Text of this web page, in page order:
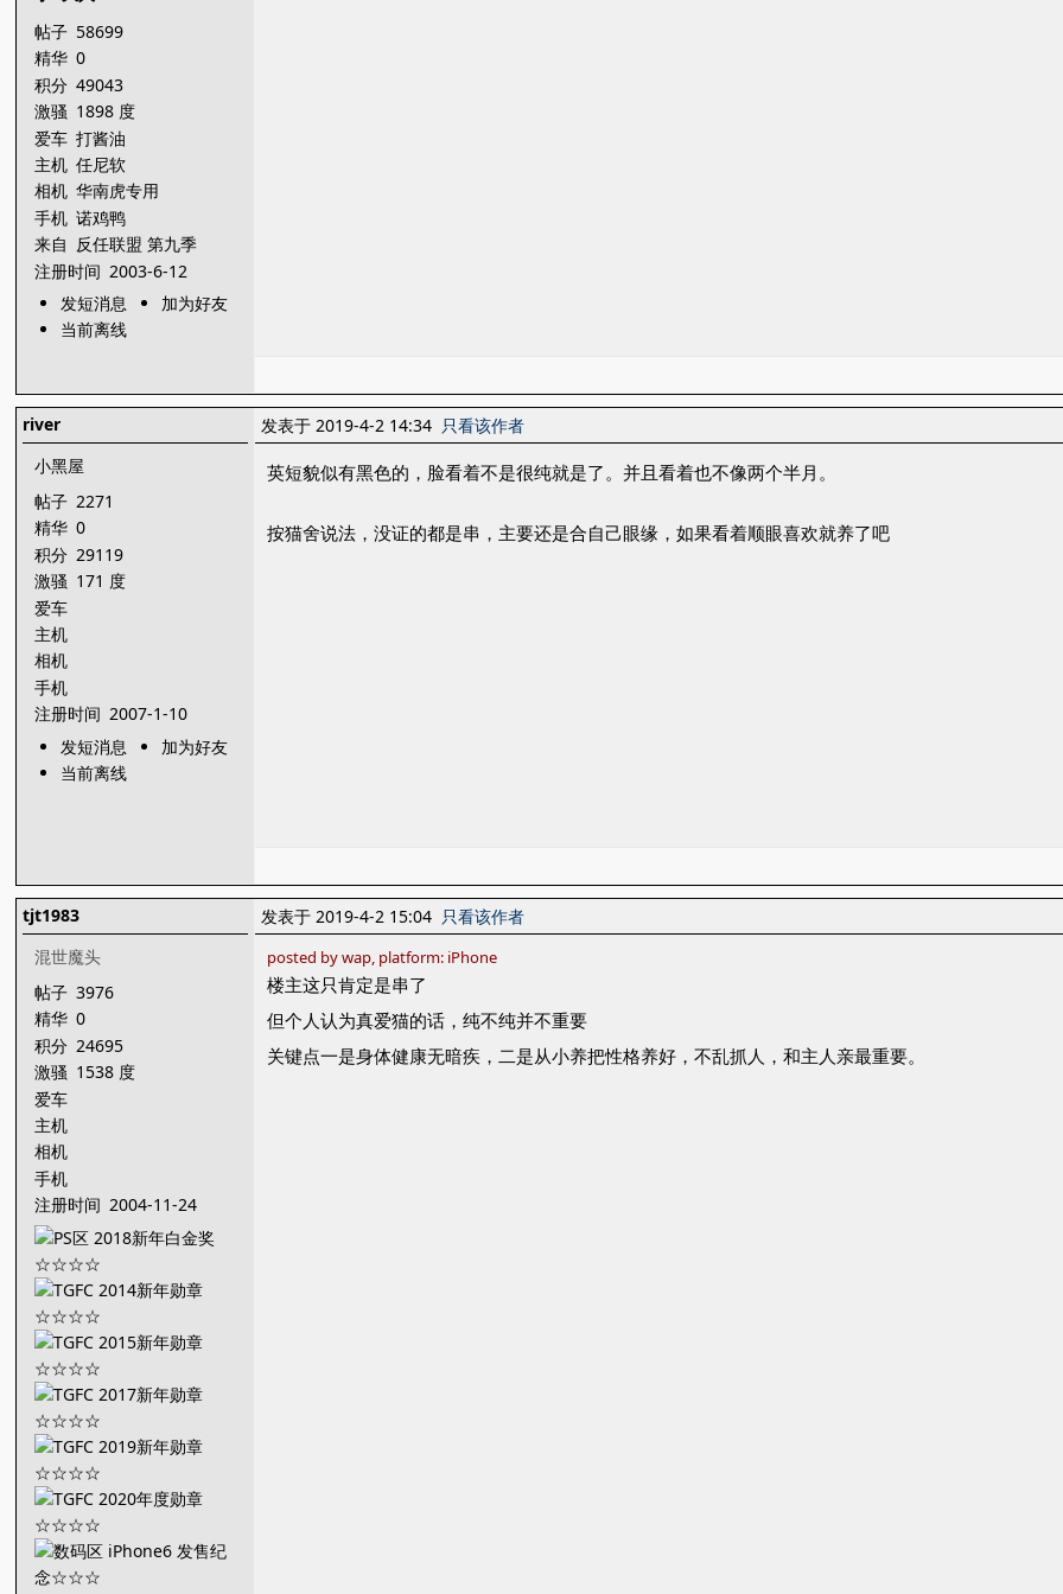
帖子 58699
精华 0
积分 49043
激骚 1898 度
爱车 打酱油
主机 任尼软
相机 华南虎专用
手机 诺鸡鸭
来自 反任联盟 第九季
注册时间 2003-6-12
发短消息
加为好友
当前离线
river
小黑屋
帖子 2271
精华 0
积分 29119
激骚 171 度
爱车
主机
相机
手机
注册时间 2007-1-10
发短消息
加为好友
当前离线
发表于 2019-4-2 14:34 只看该作者
英短貌似有黑色的，脸看着不是很纯就是了。并且看着也不像两个半月。
按猫舍说法，没证的都是串，主要还是合自己眼缘，如果看着顺眼喜欢就养了吧
tjt1983
混世魔头
帖子 3976
精华 0
积分 24695
激骚 1538 度
爱车
主机
相机
手机
注册时间 2004-11-24
发表于 2019-4-2 15:04 只看该作者
posted by wap, platform: iPhone
楼主这只肯定是串了
但个人认为真爱猫的话，纯不纯并不重要
关键点一是身体健康无暗疾，二是从小养把性格养好，不乱抓人，和主人亲最重要。